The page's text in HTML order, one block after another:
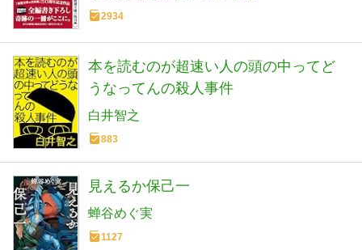
2934
本を読むのが超速い人の頭の中ってど
うなってんの殺人事件
白井智之
883
見えるか保己一
蝉谷めぐ実
1127